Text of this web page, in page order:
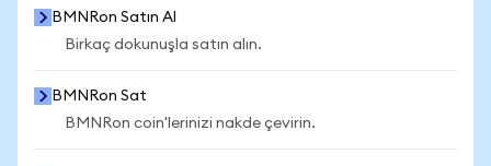
BMNRon Satın Al
Birkaç dokunuşla satın alın.
BMNRon Sat
BMNRon coin'lerinizi nakde çevirin.